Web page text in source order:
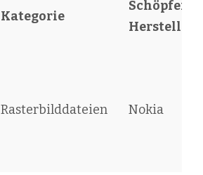
Kategorie
Schöpfer /
Hersteller
Rasterbilddateien Nokia